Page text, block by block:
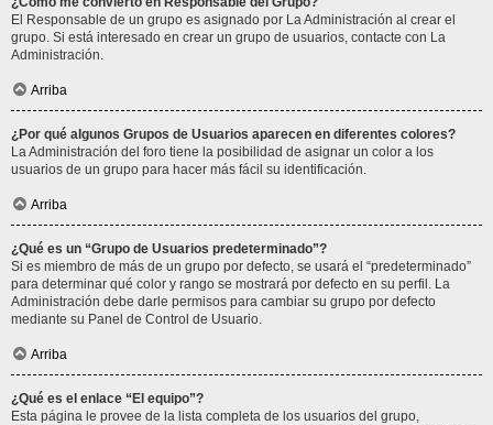
El Responsable de un grupo es asignado por La Administración al crear el
grupo. Si está interesado en crear un grupo de usuarios, contacte con La
Administración.
Arriba
¿Por qué algunos Grupos de Usuarios aparecen en diferentes colores?
La Administración del foro tiene la posibilidad de asignar un color a los
usuarios de un grupo para hacer más fácil su identificación.
Arriba
¿Qué es un “Grupo de Usuarios predeterminado”?
Si es miembro de más de un grupo por defecto, se usará el “predeterminado”
para determinar qué color y rango se mostrará por defecto en su perfil. La
Administración debe darle permisos para cambiar su grupo por defecto
mediante su Panel de Control de Usuario.
Arriba
¿Qué es el enlace “El equipo”?
Esta página le provee de la lista completa de los usuarios del grupo,